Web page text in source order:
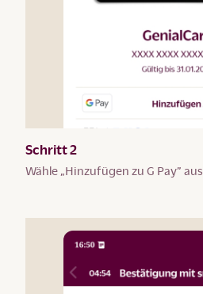
Schritt 2
Wähle „Hinzufügen zu G Pay” aus.